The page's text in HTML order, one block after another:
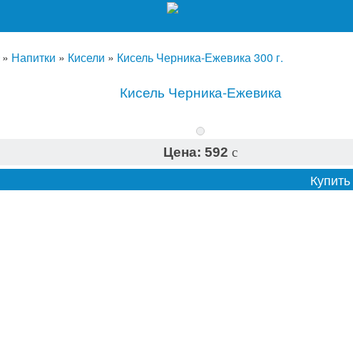
» Напитки » Кисели » Кисель Черника-Ежевика 300 г.
Кисель Черника-Ежевика
Цена: 592 c
Купить